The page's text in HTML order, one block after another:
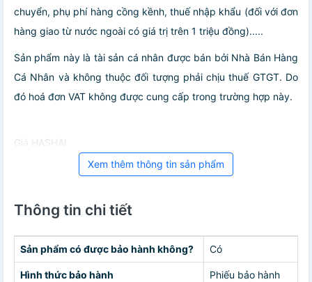
chuyển, phụ phí hàng cồng kềnh, thuế nhập khẩu (đối với đơn
hàng giao từ nước ngoài có giá trị trên 1 triệu đồng).....
Sản phẩm này là tài sản cá nhân được bán bởi Nhà Bán Hàng
Cá Nhân và không thuộc đối tượng phải chịu thuế GTGT. Do
đó hoá đơn VAT không được cung cấp trong trường hợp này.
Giá HASHAI
Xem thêm thông tin sản phẩm
Thông tin chi tiết
Sản phẩm có được bảo hành không? Có
Hình thức bảo hành Phiếu bảo hành